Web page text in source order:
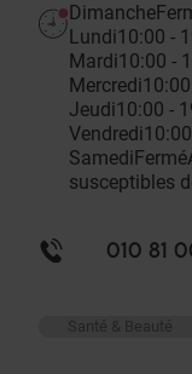
Dimanche
Lundi10:00 -
Mardi10:00 -
Mercredi
Jeudi10:00 -
Vendredi
SamediFermé
susceptibles
010 81
Santé & Beauté